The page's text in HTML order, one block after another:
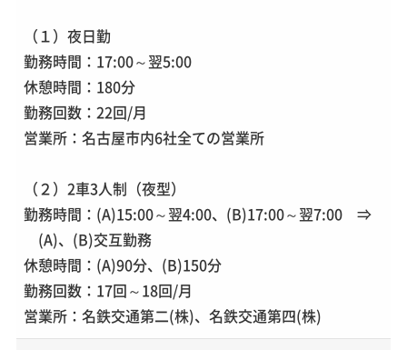
（１）夜日勤
勤務時間：17:00～翌5:00
休憩時間：180分
勤務回数：22回/月
営業所：名古屋市内6社全ての営業所
（２）2車3人制（夜型）
勤務時間：(A)15:00～翌4:00、(B)17:00～翌7:00 ⇒
(A)、(B)交互勤務
休憩時間：(A)90分、(B)150分
勤務回数：17回～18回/月
営業所：名鉄交通第二(株)、名鉄交通第四(株)